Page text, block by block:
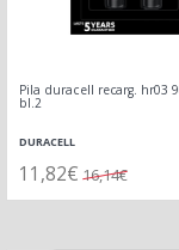
Pila duracell recarg. hr03
bl.2
DURACELL
11,82€ 16,14€